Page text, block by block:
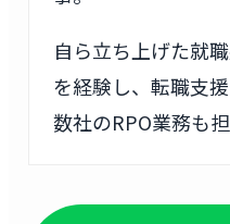
自ら立ち上げた就
を経験し、転職支
数社のRPO業務も担